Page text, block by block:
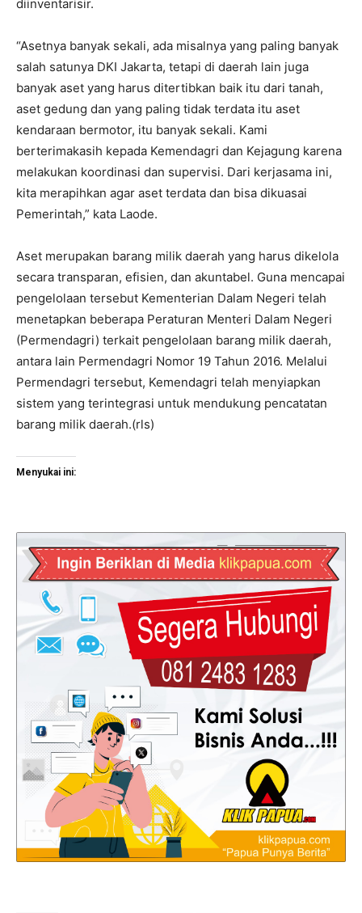
diinventarisir.
“Asetnya banyak sekali, ada misalnya yang paling banyak
salah satunya DKI Jakarta, tetapi di daerah lain juga
banyak aset yang harus ditertibkan baik itu dari tanah,
aset gedung dan yang paling tidak terdata itu aset
kendaraan bermotor, itu banyak sekali. Kami
berterimakasih kepada Kemendagri dan Kejagung karena
melakukan koordinasi dan supervisi. Dari kerjasama ini,
kita merapihkan agar aset terdata dan bisa dikuasai
Pemerintah,” kata Laode.
Aset merupakan barang milik daerah yang harus dikelola
secara transparan, efisien, dan akuntabel. Guna mencapai
pengelolaan tersebut Kementerian Dalam Negeri telah
menetapkan beberapa Peraturan Menteri Dalam Negeri
(Permendagri) terkait pengelolaan barang milik daerah,
antara lain Permendagri Nomor 19 Tahun 2016. Melalui
Permendagri tersebut, Kemendagri telah menyiapkan
sistem yang terintegrasi untuk mendukung pencatatan
barang milik daerah.(rls)
Menyukai ini: